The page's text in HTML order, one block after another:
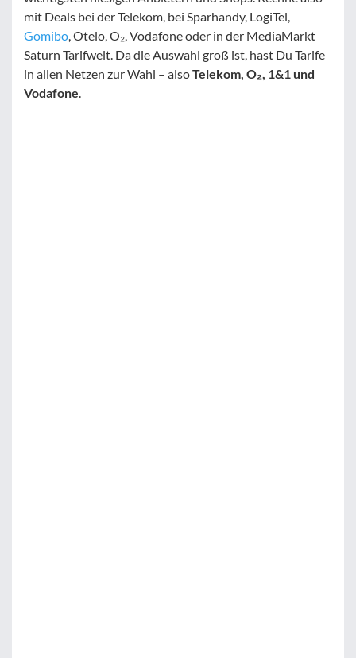
mit Deals bei der Telekom, bei Sparhandy, LogiTel,
Gomibo , Otelo, O₂, Vodafone oder in der MediaMarkt
Saturn Tarifwelt. Da die Auswahl groß ist, hast Du Tarife
in allen Netzen zur Wahl – alsoTelekom, O₂, 1&1 und
Vodafone